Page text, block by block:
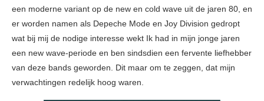
een moderne variant op de new en cold wave uit de jaren 80, en
er worden namen als Depeche Mode en Joy Division gedropt
wat bij mij de nodige interesse wekt Ik had in mijn jonge jaren
een new wave-periode en ben sindsdien een fervente liefhebber
van deze bands geworden. Dit maar om te zeggen, dat mijn
verwachtingen redelijk hoog waren.